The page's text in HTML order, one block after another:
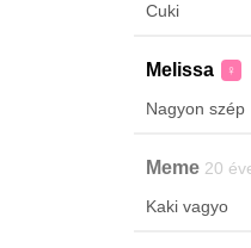
Cuki
Melissa ♀
Nagyon szép
Meme20
Kaki vagyo